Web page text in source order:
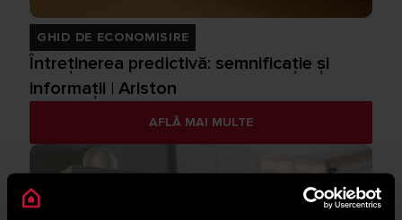
GHID DE ECONOMISIRE
Întreținerea predictivă: semnificație și
informații | Ariston
AFLĂ MAI MULTE